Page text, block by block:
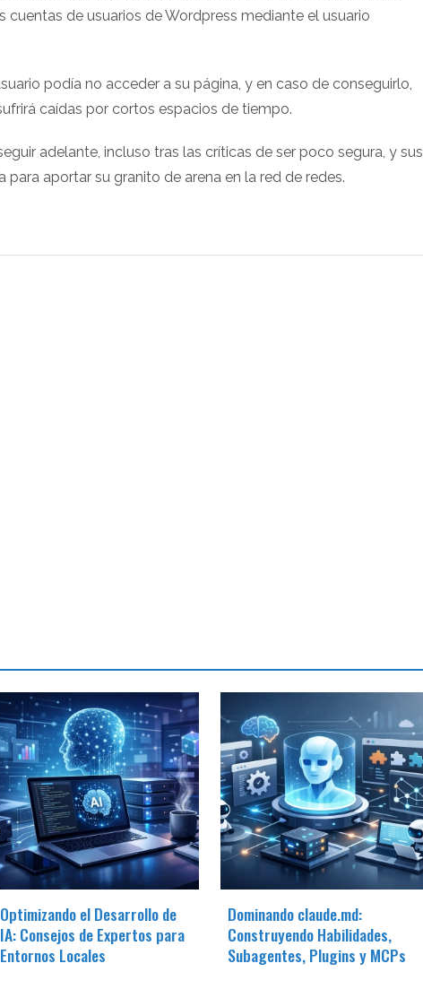
cuentas de usuarios de Wordpress mediante el usuario
podía no acceder a su página, y en caso de conseguirlo,
caídas por cortos espacios de tiempo.
adelante, incluso tras las críticas de ser poco segura, y sus
aportar su granito de arena en la red de redes.
Optimizando el Desarrollo de
IA: Consejos de Expertos para
Entornos Locales
Dominando claude.md:
Construyendo Habilidades,
Subagentes, Plugins y MCPs